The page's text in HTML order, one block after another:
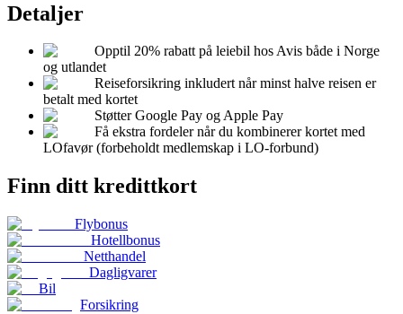
Detaljer
Opptil 20% rabatt på leiebil hos Avis både i Norge
og utlandet
Reiseforsikring inkludert når minst halve reisen er
betalt med kortet
Støtter Google Pay og Apple Pay
Få ekstra fordeler når du kombinerer kortet med
LOfavør (forbeholdt medlemskap i LO-forbund)
Finn ditt kredittkort
Flybonus
Hotellbonus
Netthandel
Dagligvarer
Bil
Forsikring